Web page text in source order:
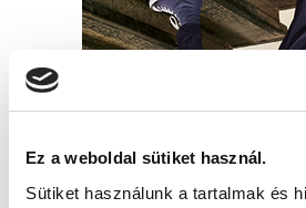
Ez a weboldal sütiket használ.
Sütiket használunk a tartalmak és